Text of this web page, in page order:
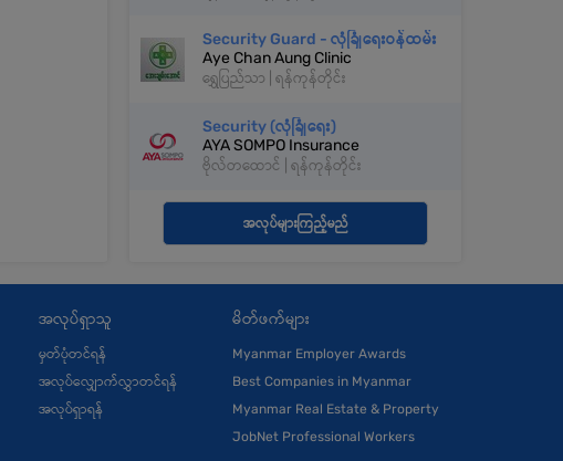
Security Guard - လုံခြုံရေးဝန်ထမ်း
Aye Chan Aung Clinic
ရွှေပြည်သာ | ရန်ကုန်တိုင်း
Security (လုံခြုံရေး)
AYA SOMPO Insurance
ဗိုလ်တထောင် | ရန်ကုန်တိုင်း
အလုပ်များကြည့်မည်
အလုပ်ရှာသူ
မှတ်ပုံတင်ရန်
အလုပ်လျှောက်လွှာတင်ရန်
အလုပ်ရှာရန်
မိတ်ဖက်များ
Myanmar Employer Awards
Best Companies in Myanmar
Myanmar Real Estate & Property
JobNet Professional Workers